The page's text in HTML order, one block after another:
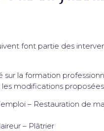
font partie des
la formation
modifications
– Restauration de
– Plâtrier